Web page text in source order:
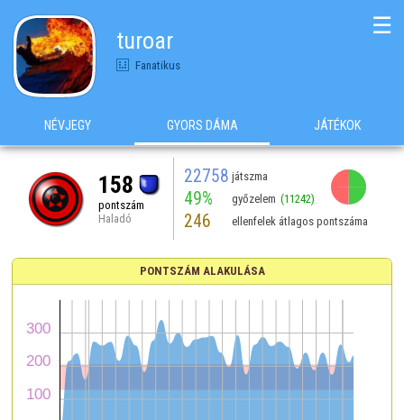
turoar
Fanatikus
☰
NÉVJEGY GYORS DÁMA JÁTÉKOK
158
pontszám
Haladó
22758 játszma
49% győzelem (11242)
246 ellenfelek átlagos pontszáma
PONTSZÁM ALAKULÁSA